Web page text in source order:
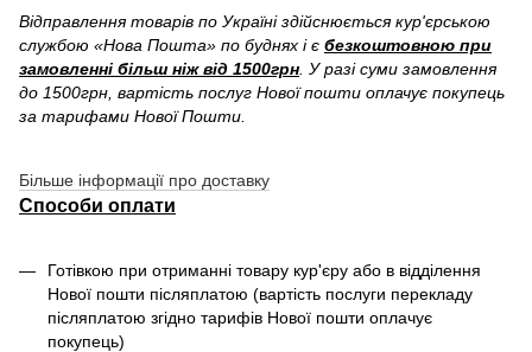
Відправлення товарів по Україні здійснюється кур'єрською
службою «Нова Пошта» по буднях і є безкоштовною при
замовленні більш ніж від 1500грн . У разі суми замовлення
до 1500грн, вартість послуг Нової пошти оплачує покупець
за тарифами Нової Пошти.
Більше інформації про доставку
Способи оплати
Готівкою при отриманні товару кур'єру або в відділення
Нової пошти післяплатою (вартість послуги перекладу
післяплатою згідно тарифів Нової пошти оплачує
покупець)